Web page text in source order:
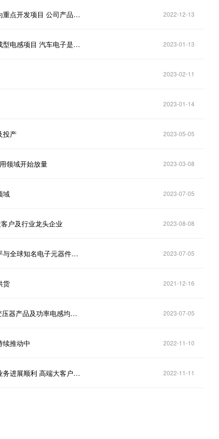
直击调研｜顺络电子（002138.SZ）：一体成型电感为重点开发项目 公司产品结构围绕“三电一化”展开 2022-12-13
直击调研｜顺络电子（002138.SZ）：重点推进一体成型电感项目 汽车电子是公司重要新兴业务领域之一 2023-01-13
2023-02-11
2023-01-14
投产 2023-05-05
领域开始放量 2023-03-08
域 2023-07-05
户及行业龙头企业 2023-08-08
顺络电子（002138.SZ）：目前公司电感产品技术水平与全球知名电子元器件厂商技术水平比肩 2023-07-05
货 2021-12-16
顺络电子（002138.SZ）：ADAS用EP变压器等各式变压器产品及功率电感均已实现大批量规模化交货 2023-07-05
续推动中 2022-11-10
直击调研｜顺络电子（002138.SZ）：目前汽车电子业务进展顺利 高端大客户新项目持续推动中 2022-11-11